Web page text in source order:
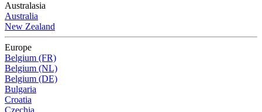
Australasia
Australia
New Zealand
Europe
Belgium (FR)
Belgium (NL)
Belgium (DE)
Bulgaria
Croatia
Czechia